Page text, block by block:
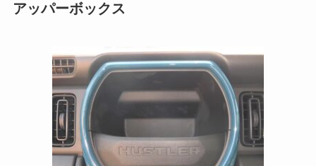
アッパーボックス